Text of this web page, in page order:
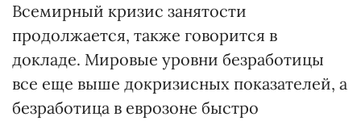
Всемирный кризис занятости
продолжается, также говорится в
докладе. Мировые уровни безработицы
все еще выше докризисных показателей, а
безработица в еврозоне быстро